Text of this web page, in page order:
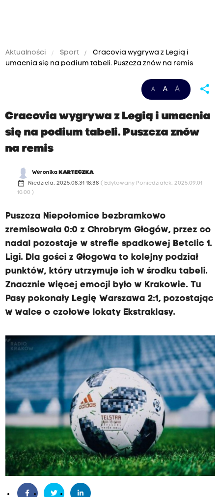
Aktualności Sport
Cracovia wygrywa z Legią i
umacnia się na podium tabeli. Puszcza znów na remis
A A A share
Cracovia wygrywa z Legią i umacnia
się na podium tabeli. Puszcza znów
na remis
Weronika KARTECZKA
date_range Niedziela, 2025.08.31 18:38 ( Edytowany Poniedziałek, 2025.09.01
10:00 )
Puszcza Niepołomice bezbramkowo
zremisowała 0:0 z Chrobrym Głogów, przez co
nadal pozostaje w strefie spadkowej Betclic 1.
Ligi. Dla gości z Głogowa to kolejny podział
punktów, który utrzymuje ich w środku tabeli.
Znacznie więcej emocji było w Krakowie. Tu
Pasy pokonały Legię Warszawa 2:1, pozostając
w walce o czołowe lokaty Ekstraklasy.